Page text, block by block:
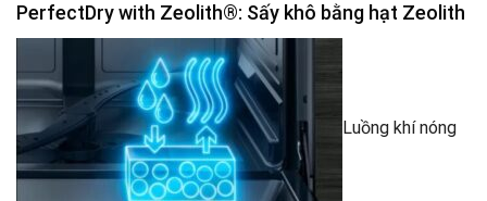
PerfectDry with Zeolith®: Sấy khô bằng hạt Zeolith
Luồng khí nóng